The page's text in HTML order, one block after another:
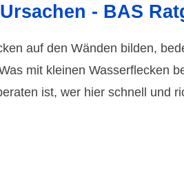
- BAS
auf den Wänden bilden,
mit kleinen Wasserflecken
ist, wer hier schnell und